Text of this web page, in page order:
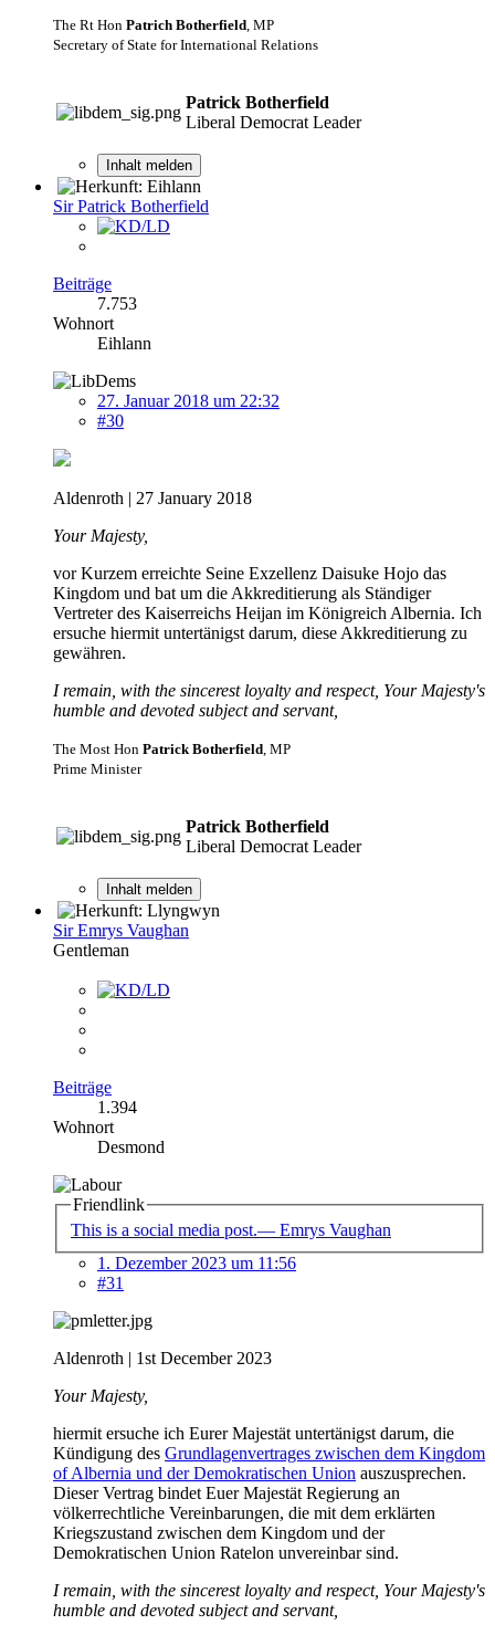
The Rt Hon Patrich Botherfield , MP
Secretary of State for International Relations
Patrick Botherfield
Liberal Democrat Leader
Inhalt melden
Sir Patrick Botherfield
Beiträge
7.753
Wohnort
Eihlann
27. Januar 2018 um 22:32
#30
Aldenroth | 27 January 2018
Your Majesty,
vor Kurzem erreichte Seine Exzellenz Daisuke Hojo das
Kingdom und bat um die Akkreditierung als Ständiger
Vertreter des Kaiserreichs Heijan im Königreich Albernia. Ich
ersuche hiermit untertänigst darum, diese Akkreditierung zu
gewähren.
I remain, with the sincerest loyalty and respect, Your Majesty's
humble and devoted subject and servant,
The Most Hon Patrick Botherfield , MP
Prime Minister
Patrick Botherfield
Liberal Democrat Leader
Inhalt melden
Sir Emrys Vaughan
Gentleman
Beiträge
1.394
Wohnort
Desmond
Friendlink
This is a social media post.— Emrys Vaughan
1. Dezember 2023 um 11:56
#31
Aldenroth | 1st December 2023
Your Majesty,
hiermit ersuche ich Eurer Majestät untertänigst darum, die
Kündigung des Grundlagenvertrages zwischen dem Kingdom
of Albernia und der Demokratischen Union auszusprechen.
Dieser Vertrag bindet Euer Majestät Regierung an
völkerrechtliche Vereinbarungen, die mit dem erklärten
Kriegszustand zwischen dem Kingdom und der
Demokratischen Union Ratelon unvereinbar sind.
I remain, with the sincerest loyalty and respect, Your Majesty's
humble and devoted subject and servant,